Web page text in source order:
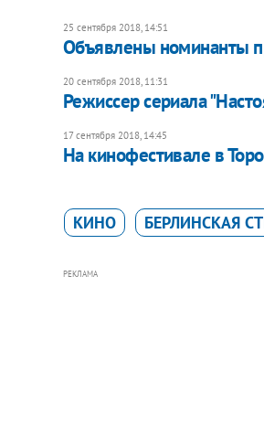
25 сентября 2018, 14:51
Объявлены номинанты
20 сентября 2018, 11:31
Режиссер сериала
17 сентября 2018, 14:45
На кинофестивале в
КИНО БЕРЛИНСКАЯ
РЕКЛАМА